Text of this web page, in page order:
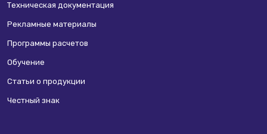
Техническая документация
Рекламные материалы
Программы расчетов
Обучение
Статьи о продукции
Честный знак